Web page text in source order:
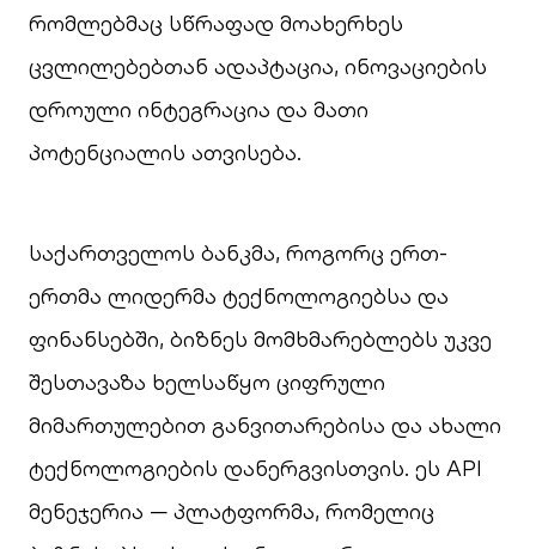
რომლებმაც სწრაფად მოახერხეს
ცვლილებებთან ადაპტაცია, ინოვაციების
დროული ინტეგრაცია და მათი
პოტენციალის ათვისება.
საქართველოს ბანკმა, როგორც ერთ-
ერთმა ლიდერმა ტექნოლოგიებსა და
ფინანსებში, ბიზნეს მომხმარებლებს უკვე
შესთავაზა ხელსაწყო ციფრული
მიმართულებით განვითარებისა და ახალი
ტექნოლოგიების დანერგვისთვის. ეს API
მენეჯერია — პლატფორმა, რომელიც